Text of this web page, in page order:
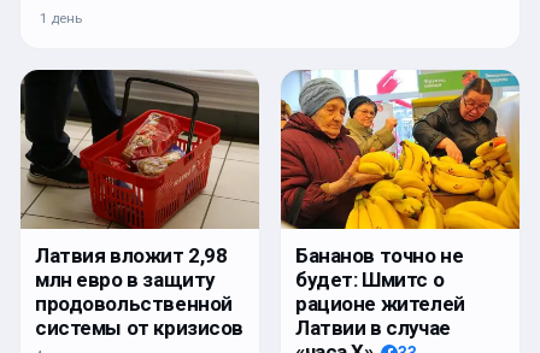
1 день
Латвия вложит 2,98
млн евро в защиту
продовольственной
системы от кризисов
Бананов точно не
будет: Шмитс о
рационе жителей
Латвии в случае